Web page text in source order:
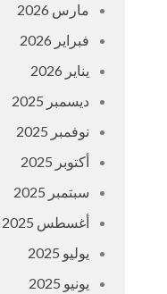
مارس 2026
فبراير 2026
يناير 2026
ديسمبر 2025
نوفمبر 2025
أكتوبر 2025
سبتمبر 2025
أغسطس 2025
يوليو 2025
يونيو 2025